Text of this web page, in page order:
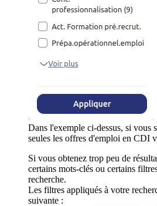
Dans l'exemple ci-dessus, si vous
seules les offres d'emploi en CDI
Si vous obtenez trop peu de
certains mots-clés ou certains
recherche.
Les filtres appliqués à votre
suivante :